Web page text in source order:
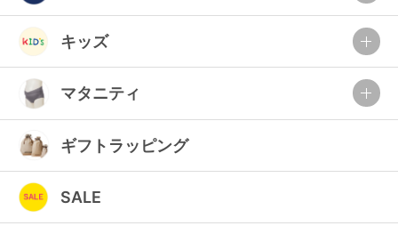
キッズ
マタニティ
ギフトラッピング
SALE